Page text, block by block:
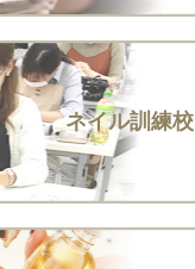
ネイル訓練校